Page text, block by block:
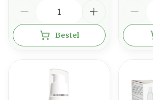
Bestel